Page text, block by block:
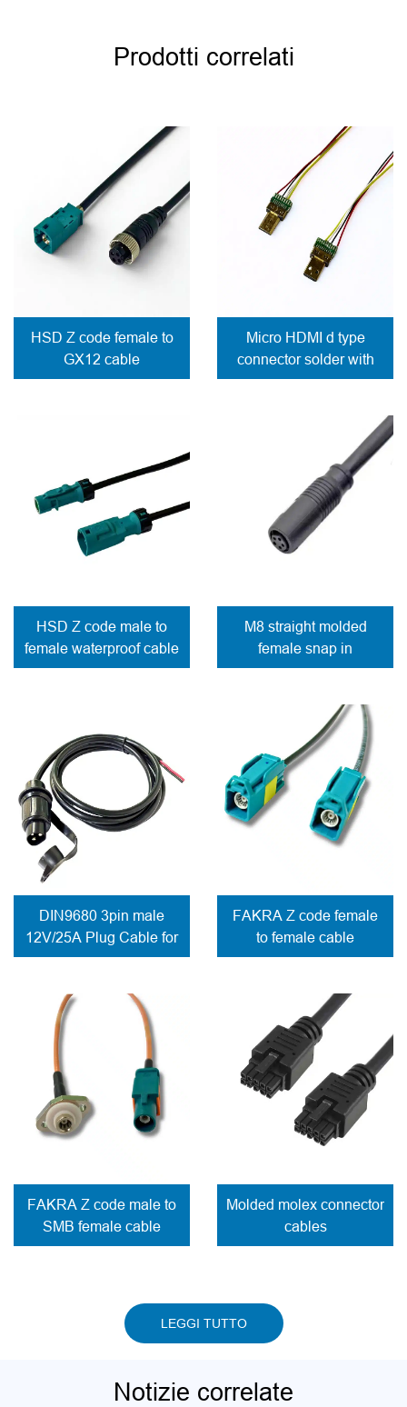
Prodotti correlati
HSD Z code female to
GX12 cable
Micro HDMI d type
connector solder with
wires
HSD Z code male to
female waterproof cable
M8 straight molded
female snap in
connector solder
DIN9680 3pin male
12V/25A Plug Cable for
trailer
FAKRA Z code female
to female cable
FAKRA Z code male to
SMB female cable
Molded molex connector
cables
LEGGI TUTTO
Notizie correlate